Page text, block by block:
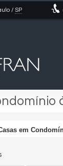
/ SP
em